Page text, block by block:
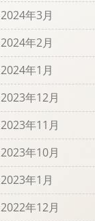
2024年3月
2024年2月
2024年1月
2023年12月
2023年11月
2023年10月
2023年1月
2022年12月